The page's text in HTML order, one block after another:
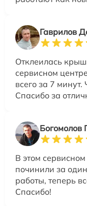
Гаврилов
Отклеилась
сервисном
всего за 7
Спасибо за
Богомолов
В этом
починили за
работы, теперь
Спасибо!